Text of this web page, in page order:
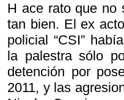
H ace rato que no
tan bien. El ex
policial “CSI”
la palestra sólo
detención por
2011, y las